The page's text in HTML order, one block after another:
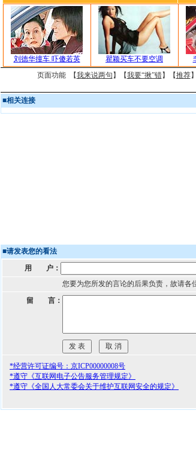
刘德华撞车 吓傻若英 瞿颖买车不要空调
页面功能 【我来说两句 】【我要“揪”错】【推荐
■相关连接
■请发表您的看法
用 户：
您要为您所发的言论的后果负责，故请各
留 言：
*经营许可证编号：京ICP00000008号
*遵守《互联网电子公告服务管理规定》
*遵守《全国人大常委会关于维护互联网安全的规定》